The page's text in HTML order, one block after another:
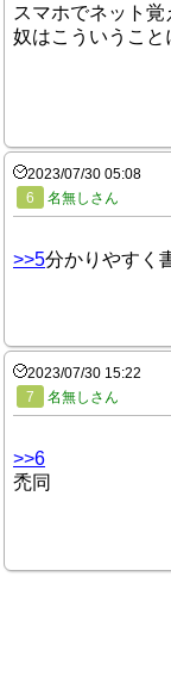
スマホでネット
奴はこういうこと
2023/07/30 05:08
6
名無しさん
>>5分かりやすく
2023/07/30 15:22
7
名無しさん
>>6
禿同